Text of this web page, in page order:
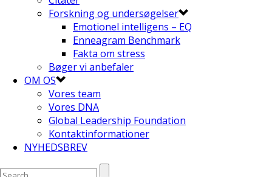
Forskning og undersøgelser
Emotionel intelligens – EQ
Enneagram Benchmark
Fakta om stress
Bøger vi anbefaler
OM OS
Vores team
Vores DNA
Global Leadership Foundation
Kontaktinformationer
NYHEDSBREV